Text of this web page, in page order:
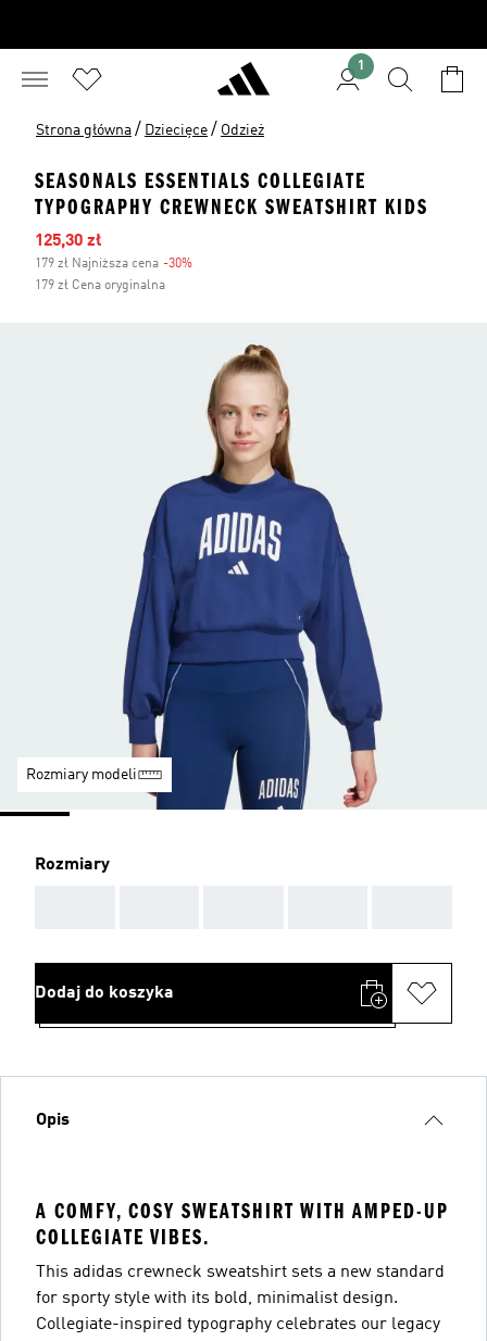
1
Strona główna / Dziecięce / Odzież
SEASONALS ESSENTIALS COLLEGIATE
TYPOGRAPHY CREWNECK SWEATSHIRT KIDS
Ceny na wyprzedaży
125,30 zł
179 zł Najniższa cena -30%
179 zł Cena oryginalna
Rozmiary modeli
Rozmiary
Dodaj do koszyka
Opis
A COMFY, COSY SWEATSHIRT WITH AMPED-UP
COLLEGIATE VIBES.
This adidas crewneck sweatshirt sets a new standard
for sporty style with its bold, minimalist design.
Collegiate-inspired typography celebrates our legacy